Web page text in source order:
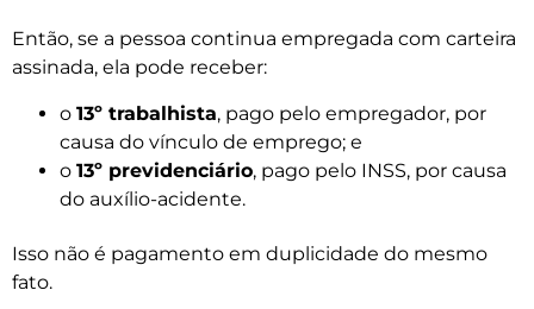
Então, se a pessoa continua empregada com carteira
assinada, ela pode receber:
o 13º trabalhista, pago pelo empregador, por
causa do vínculo de emprego; e
o 13º previdenciário, pago pelo INSS, por causa
do auxílio-acidente.
Isso não é pagamento em duplicidade do mesmo
fato.